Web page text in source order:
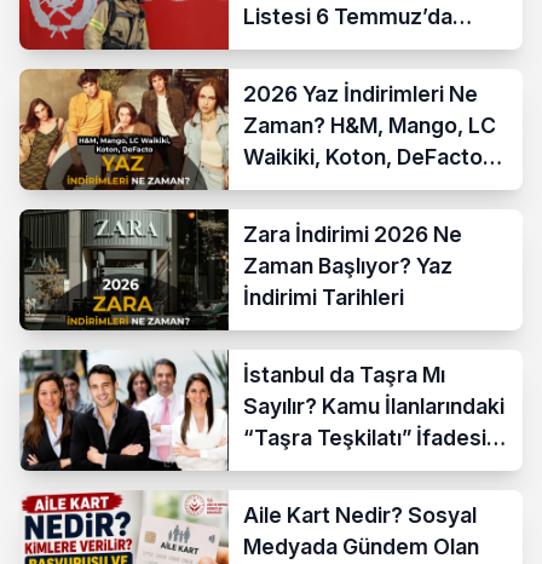
Listesi 6 Temmuz’da
Açıklanıyor
2026 Yaz İndirimleri Ne
Zaman? H&M, Mango, LC
Waikiki, Koton, DeFacto
İndirim Tarihleri
Zara İndirimi 2026 Ne
Zaman Başlıyor? Yaz
İndirimi Tarihleri
İstanbul da Taşra Mı
Sayılır? Kamu İlanlarındaki
“Taşra Teşkilatı” İfadesi
Açıklandı
Aile Kart Nedir? Sosyal
Medyada Gündem Olan